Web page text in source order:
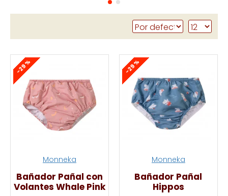
-29 %
Monneka
Bañador Pañal con
Volantes Whale Pink
-29 %
Monneka
Bañador Pañal
Hippos